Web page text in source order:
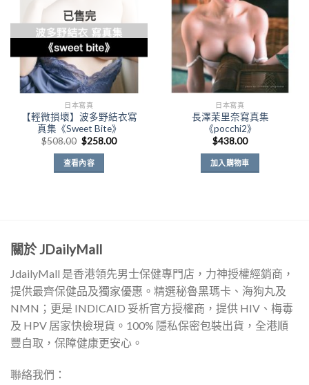
已售完
日本寫真
【輕微損壞】波多野結衣寫
真集《Sweet Bite》
$508.00 原
始
價
格：
$508.00。
$258.00目
查看內容
日本寫真
長澤茉里奈寫真集
《pocchi2》
$438.00
加入購物車
關於 JDailyMall
JdailyMall 是香港領先男士保健專門店，力神授權經銷商，
提供最齊保健品及獨家優惠。精選秘魯黑瑪卡、海狗丸及
NMN；更是 INDICAID 妥析官方授權商，提供 HIV、梅毒
及 HPV 居家快檢現貨。100% 隱私保密包裝出貨，全港順
豐自取，保障健康更安心。
聯絡我們：